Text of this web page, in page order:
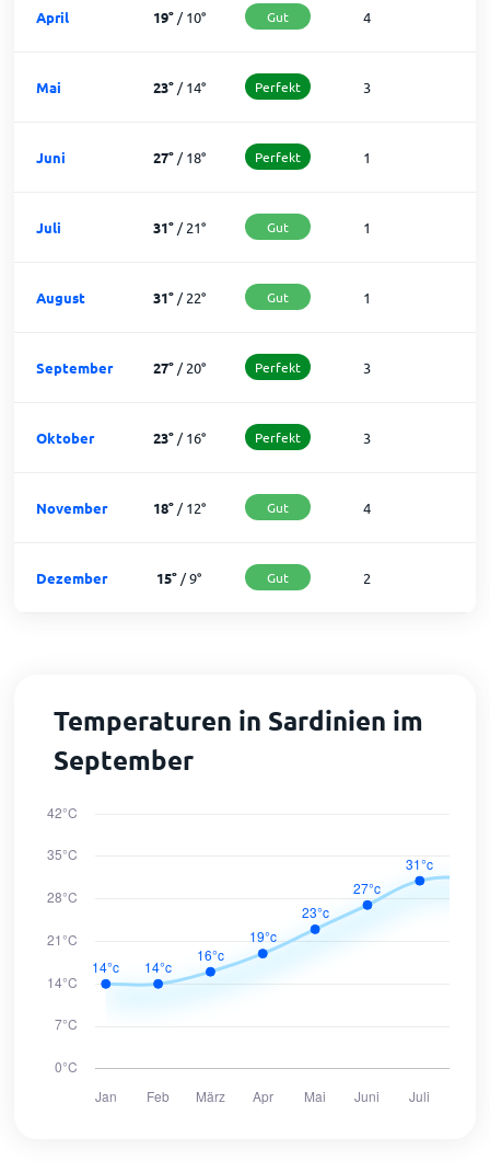
April 19°/10° Gut 4
Mai 23°/14° Perfekt 3
Juni 27°/18° Perfekt 1
Juli 31°/21° Gut 1
August 31°/22° Gut 1
September 27°/20° Perfekt 3
Oktober 23°/16° Perfekt 3
November 18°/12° Gut 4
Dezember 15° /9° Gut 2
Temperaturen in Sardinien im
September